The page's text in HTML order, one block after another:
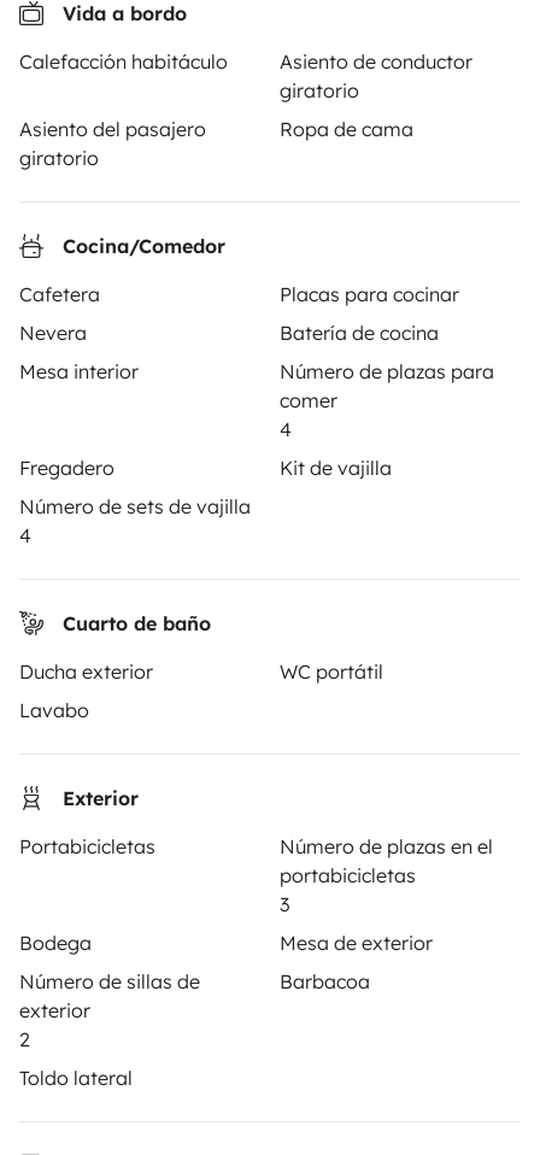
Vida a bordo
Calefacción habitáculo
Asiento de conductor
giratorio
Asiento del pasajero
giratorio
Ropa de cama
Cocina/Comedor
Cafetera
Placas para cocinar
Nevera
Batería de cocina
Mesa interior
Número de plazas para
comer
4
Fregadero
Kit de vajilla
Número de sets de vajilla
4
Cuarto de baño
Ducha exterior
WC portátil
Lavabo
Exterior
Portabicicletas
Número de plazas en el
portabicicletas
3
Bodega
Mesa de exterior
Número de sillas de
exterior
2
Barbacoa
Toldo lateral
particulares. La plataforma tiene el papel de
intermediario de confianza y propone una solución
llave en mano para unas vacaciones en total libertad y
3.88/5 sobre 1170 opiniones de usuarios en Trusted
Shops
ALQUILER AUTOCARAVANAS
Alquilar una autocaravana
Tus primeros pasos en autocaravana
Ayuda viajero
PROPIETARIOS
Contrato de alquiler
Ayuda propietario